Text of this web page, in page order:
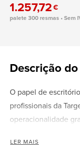
1.257,72€
palete 300 resmas • Sem
Descrição
O papel de
profissionais da
operacionalidade
assim, aumentar a
LER MAIS